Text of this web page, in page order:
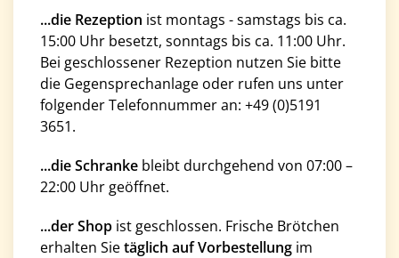
...die Rezeption ist montags - samstags bis ca.
15:00 Uhr besetzt, sonntags bis ca. 11:00 Uhr.
Bei geschlossener Rezeption nutzen Sie bitte
die Gegensprechanlage oder rufen uns unter
folgender Telefonnummer an: +49 (0)5191
3651.
...die Schranke bleibt durchgehend von 07:00 –
22:00 Uhr geöffnet.
...der Shop ist geschlossen. Frische Brötchen
erhalten Sietäglich auf Vorbestellung im